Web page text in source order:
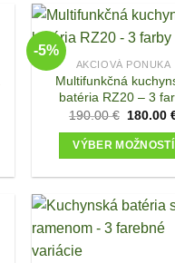
has
multiple
The
options
may
be
chosen
on
the
product
-5%
AKCIOVÁ PONUKA
Multifunkčná
batéria RZ20 – 3
190.00€ Original
was:
190.00 €.
180.00
VÝBER MOŽNOSTÍ
has
multiple